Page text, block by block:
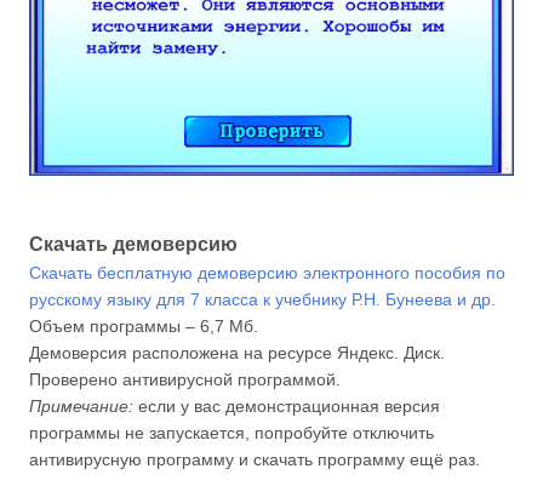
Скачать демоверсию
Скачать бесплатную демоверсию электронного пособия по
русскому языку для 7 класса к учебнику Р.Н. Бунеева и др.
Объем программы – 6,7 Мб.
Демоверсия расположена на ресурсе Яндекс. Диск.
Проверено антивирусной программой.
Примечание: если у вас демонстрационная версия
программы не запускается, попробуйте отключить
антивирусную программу и скачать программу ещё раз.